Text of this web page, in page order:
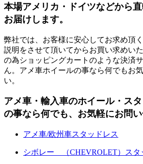
本場アメリカ・ドイツなどから
お届けします。
弊社では、お客様に安心してお求め頂
説明をさせて頂いてからお買い求めい
の為ショッピングカートのような決済
ん。アメ車ホイールの事なら何でもお
い。
アメ車・輸入車のホイール・ス
の事なら何でも、お気軽にお問い
アメ車/欧州車スタッドレス
シボレー （CHEVROLET）スタ